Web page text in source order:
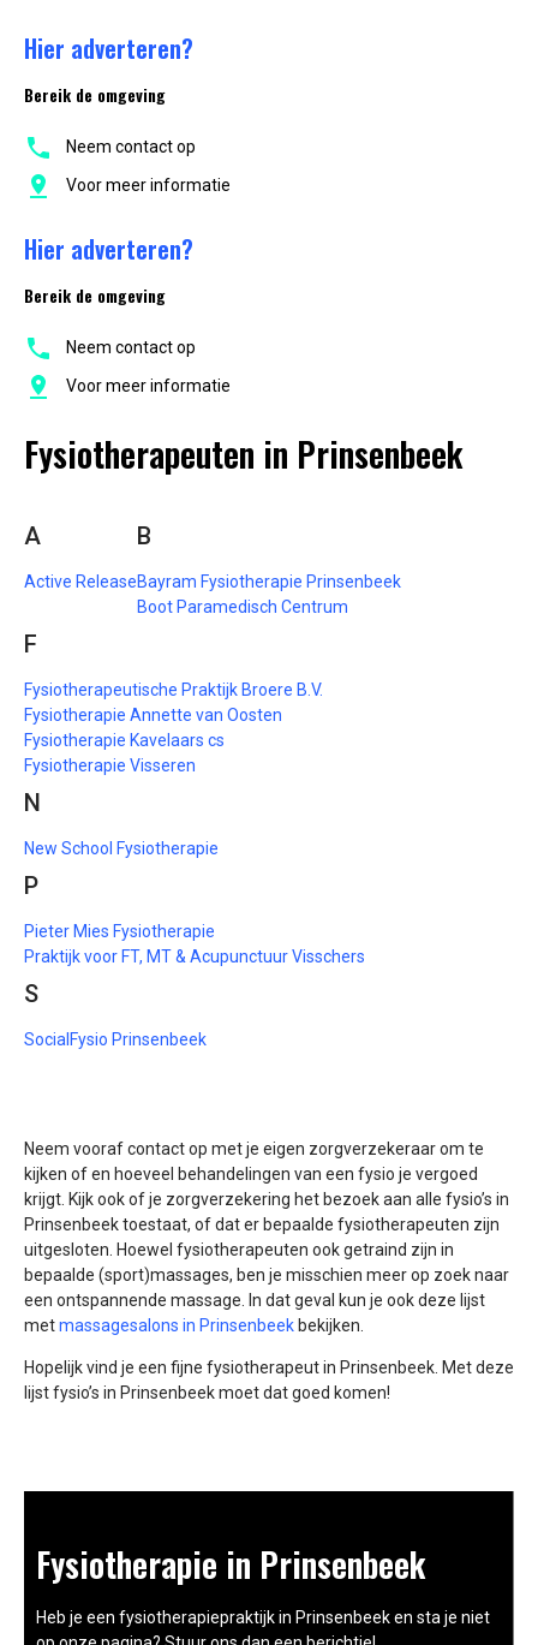
Hier adverteren?
Bereik de omgeving
Neem contact op
Voor meer informatie
Hier adverteren?
Bereik de omgeving
Neem contact op
Voor meer informatie
Fysiotherapeuten in Prinsenbeek
A
Active Release
B
Bayram Fysiotherapie Prinsenbeek
Boot Paramedisch Centrum
F
Fysiotherapeutische Praktijk Broere B.V.
Fysiotherapie Annette van Oosten
Fysiotherapie Kavelaars cs
Fysiotherapie Visseren
N
New School Fysiotherapie
P
Pieter Mies Fysiotherapie
Praktijk voor FT, MT & Acupunctuur Visschers
S
SocialFysio Prinsenbeek
Neem vooraf contact op met je eigen zorgverzekeraar om te
kijken of en hoeveel behandelingen van een fysio je vergoed
krijgt. Kijk ook of je zorgverzekering het bezoek aan alle fysio’s in
Prinsenbeek toestaat, of dat er bepaalde fysiotherapeuten zijn
uitgesloten. Hoewel fysiotherapeuten ook getraind zijn in
bepaalde (sport)massages, ben je misschien meer op zoek naar
een ontspannende massage. In dat geval kun je ook deze lijst
metmassagesalons in Prinsenbeek bekijken.
Hopelijk vind je een fijne fysiotherapeut in Prinsenbeek. Met deze
lijst fysio’s in Prinsenbeek moet dat goed komen!
Fysiotherapie in Prinsenbeek
Heb je een fysiotherapiepraktijk in Prinsenbeek en sta je niet